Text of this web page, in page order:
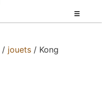
/ jouets / Kong